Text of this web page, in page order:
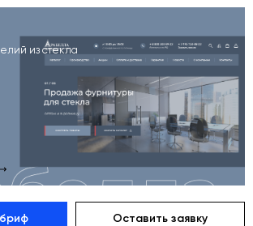
из стекла
Оставить заявку